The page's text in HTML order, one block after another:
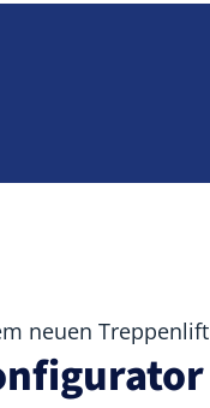
neuen Treppenlift